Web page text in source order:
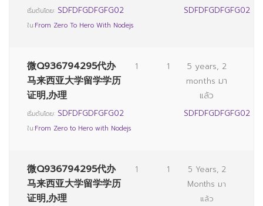
เริ่มต้นโดย: SDFDFGDFGFG02
ใน:From Zero To Hero With Nodejs
SDFDFGDFGFG02
微Q936794295代办
马来西亚大学留学学历
证明,办理
เริ่มต้นโดย: SDFDFGDFGFG02
ใน:From Zero to Hero with Nodejs
1 1
5 years, 2
months มา
แล้ว
SDFDFGDFGFG02
微Q936794295代办
马来西亚大学留学学历
证明,办理
1 1
5 Years, 2
Months มา
แล้ว